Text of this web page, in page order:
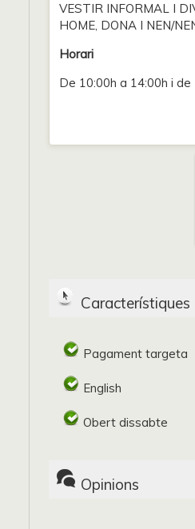
VESTIR INFORMAL I
HOME, DONA I NEN/
Horari
De 10:00h a 14:00h i de
Característiques
Pagament targeta
English
Obert dissabte
Opinions